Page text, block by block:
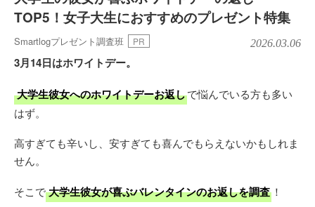
TOP5！女子大生におすすめのプレゼント特集
Smartlogプレゼント調査班 PR 2026.03.06
3月14日はホワイトデー。
大学生彼女へのホワイトデーお返しで悩んでいる方も多い
はず。
高すぎても辛いし、安すぎても喜んでもらえないかもしれま
せん。
そこで大学生彼女が喜ぶバレンタインのお返しを調査 ！